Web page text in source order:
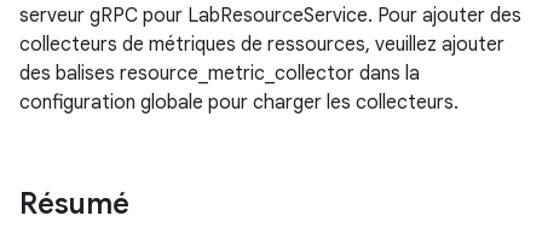
serveur gRPC pour LabResourceService. Pour ajouter des
collecteurs de métriques de ressources, veuillez ajouter
des balises resource_metric_collector dans la
configuration globale pour charger les collecteurs.
Résumé